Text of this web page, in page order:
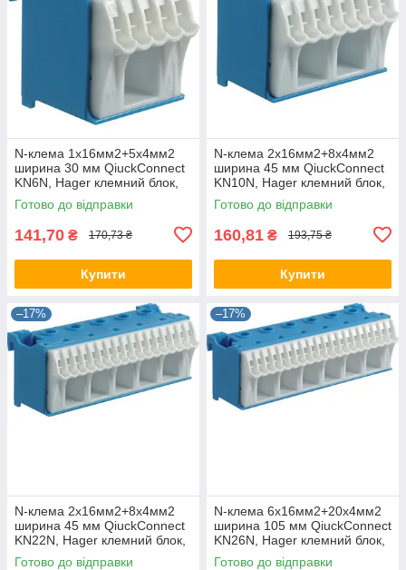
N-клема 1x16мм2+5x4мм2
ширина 30 мм QiuckConnect
KN6N, Hager клемний блок,
для щита Хагер, боксу, шафи
Готово до відправки
141,70 ₴ 170,73 ₴
Купити
N-клема 2x16мм2+8x4мм2
ширина 45 мм QiuckConnect
KN10N, Hager клемний блок,
для щита Хагер, боксу, шафи
Готово до відправки
160,81 ₴ 193,75 ₴
Купити
–17%
N-клема 2x16мм2+8x4мм2
ширина 45 мм QiuckConnect
KN22N, Hager клемний блок,
для щита Хагер, боксу, шафи
Готово до відправки
–17%
N-клема 6x16мм2+20x4мм2
ширина 105 мм QiuckConnect
KN26N, Hager клемний блок,
для щита Хагер, боксу, шафи
Готово до відправки